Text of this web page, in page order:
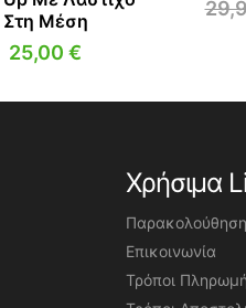
Στη Μέση
25,00 €
Χρήσιμα
Επικοινωνία
Τρόποι